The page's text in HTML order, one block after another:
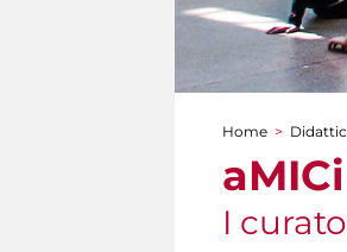
Tu sei qui
Home >
I